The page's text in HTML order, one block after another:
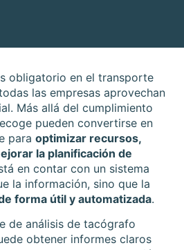
obligatorio en el transporte
las empresas aprovechan
Más allá del cumplimiento
pueden convertirse en
paraoptimizar recursos,
la planificación de
en contar con un sistema
la información, sino que la
forma útil y automatizada.
de análisis de tacógrafo
obtener informes claros